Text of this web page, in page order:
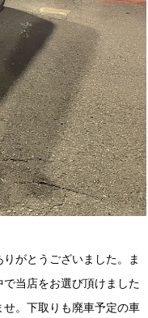
がとうございました。ま
当店をお選び頂けました
。下取りも廃車予定の車